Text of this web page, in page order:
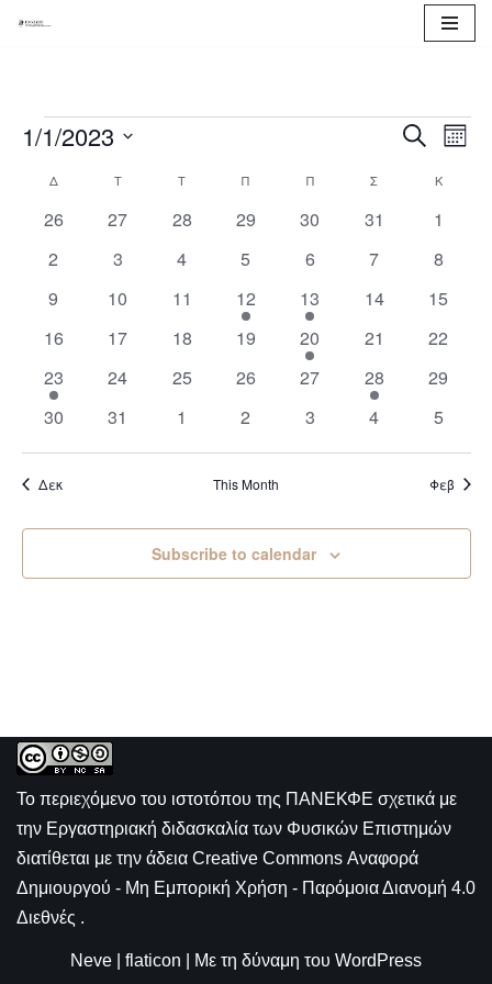
περιεχόμενο
Events
and
Views
Search
Month
1/1/2023
Calendar
of
Events
Δ Τ Τ Π Π Σ Κ
0
26
0
27
0
28
0
29
0
30
0
31
0
1
0
2
0
3
0
4
0
5
0
6
0
7
0
8
0
9
0
10
0
11
1
event
12
1
event
13
0
14
0
15
0
16
0
17
0
18
0
19
1
event
20
0
21
0
22
1
event
23
0
24
0
25
0
26
0
27
1
event
28
0
29
0
30
0
31
0
1
0
2
0
3
0
4
0
5
Δεκ This Month Φεβ
Subscribe to calendar
Το περιεχόμενο του ιστοτόπου της ΠΑΝΕΚΦΕ σχετικά με
την Εργαστηριακή διδασκαλία των Φυσικών Επιστημών
διατίθεται με την άδεια Creative Commons Αναφορά
Δημιουργού - Μη Εμπορική Χρήση - Παρόμοια Διανομή 4.0
Διεθνές .
Neve flaticon | Με τη δύναμη του WordPress